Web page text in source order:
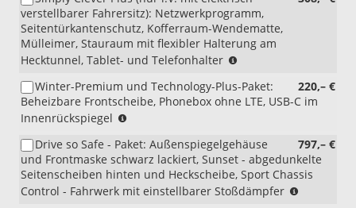
PWA/WQ7)
verstellbarer Fahrersitz): Netzwerkprogramm,
Seitentürkantenschutz, Kofferraum-Wendematte,
Mülleimer, Stauraum mit flexibler Halterung am
Hecktunnel, Tablet- und Telefonhalter
mit
PWA/WQ7)
220,– €
Winter-Premium und Technology-Plus-Paket:
Beheizbare Frontscheibe, Phonebox ohne LTE, USB-C im
Innenrückspiegel
mit
PLG/PLP/PLE/PLM/PEA);
(nicht
i.V.
797,– €
Drive so Safe - Paket: Außenspiegelgehäuse
und Frontmaske schwarz lackiert, Sunset - abgedunkelte
Seitenscheiben hinten und Heckscheibe, Sport Chassis
Control - Fahrwerk mit einstellbarer Stoßdämpfer